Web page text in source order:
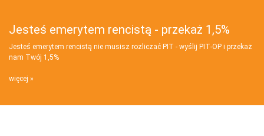
Jesteś emerytem rencistą - przekaż 1,5%
Jesteś emerytem rencistą nie musisz rozliczać PIT - wyślij PIT‑OP i przekaż
nam Twój 1,5%
więcej